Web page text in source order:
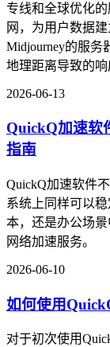
专线和全球优化
网，为用户数据
Midjourney的服务
地理距离导致的响
2026-06-13
QuickQ加速软
指南
QuickQ加速软件
系统上同样可以
本，还是办公场
网络加速服务。
2026-06-10
如何使用
对于初次使用